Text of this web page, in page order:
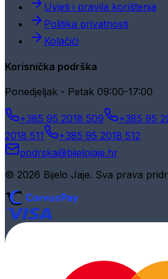
Uvjeti i pravila korištenja
Politika privatnosti
Kolačići
Korisnička podrška
Ponedjeljak - Petak 09:00-17:00
+385 95 2018 509 +385 95
2018 511
+385 95 2018 512
podrska@bijelojaje.hr
© 2026 Bijelo Jaje. Sva prava